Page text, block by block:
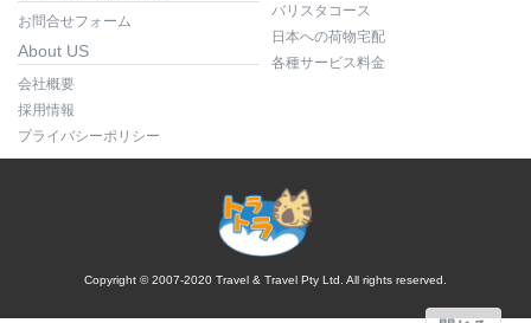
お問合せフォーム
About US
会社概要
採用情報
プライバシーポリシー
バリスタコース
日本への荷物宅配
各種サービス料金
Copyright © 2007-2020 Travel & Travel Pty Ltd. All rights reserved.